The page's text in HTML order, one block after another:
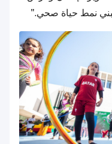
تبني نمط حياة صحي."